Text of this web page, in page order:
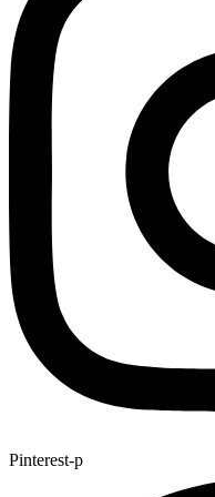
Pinterest-p